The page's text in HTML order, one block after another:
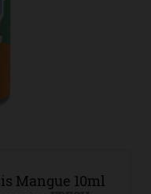
Mangue 10ml